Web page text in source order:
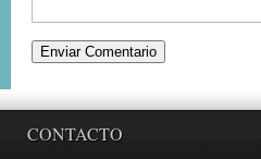
CONTACTO